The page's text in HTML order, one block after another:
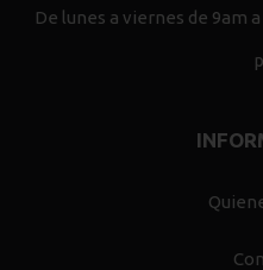
De lunes a viernes de 9am